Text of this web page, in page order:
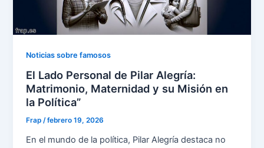
Noticias sobre famosos
El Lado Personal de Pilar Alegría:
Matrimonio, Maternidad y su Misión en
la Política”
Frap/febrero 19, 2026
En el mundo de la política, Pilar Alegría destaca no